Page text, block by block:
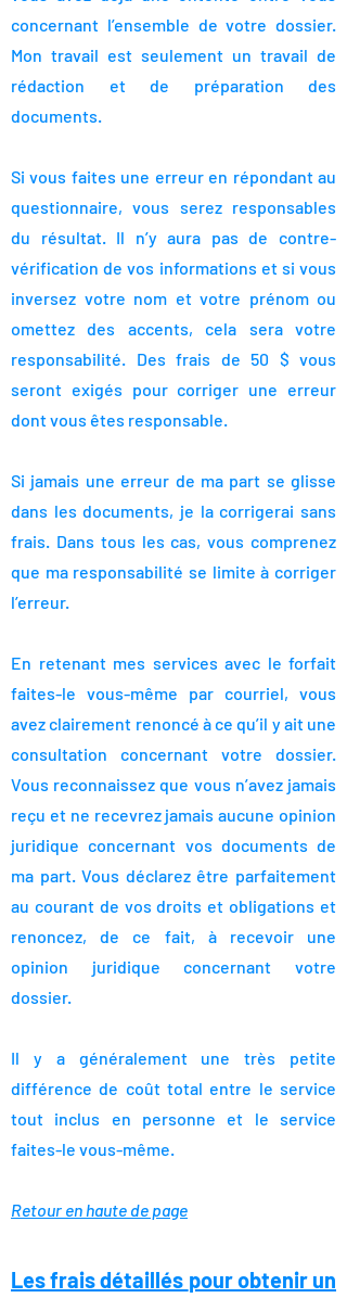
concernant l’ensemble de votre dossier.
Mon travail est seulement un travail de
rédaction et de préparation des
documents.
Si vous faites une erreur en répondant au
questionnaire, vous serez responsables
du résultat. Il n’y aura pas de contre-
vérification de vos informations et si vous
inversez votre nom et votre prénom ou
omettez des accents, cela sera votre
responsabilité. Des frais de 50 $ vous
seront exigés pour corriger une erreur
dont vous êtes responsable.
Si jamais une erreur de ma part se glisse
dans les documents, je la corrigerai sans
frais. Dans tous les cas, vous comprenez
que ma responsabilité se limite à corriger
l’erreur.
En retenant mes services avec le forfait
faites-le vous-même par courriel, vous
avez clairement renoncé à ce qu’il y ait une
consultation concernant votre dossier.
Vous reconnaissez que vous n’avez jamais
reçu et ne recevrez jamais aucune opinion
juridique concernant vos documents de
ma part. Vous déclarez être parfaitement
au courant de vos droits et obligations et
renoncez, de ce fait, à recevoir une
opinion juridique concernant votre
dossier.
Il y a généralement une très petite
différence de coût total entre le service
tout inclus en personne et le service
faites-le vous-même.
Retour en haute de page
Les frais détaillés pour obtenir un